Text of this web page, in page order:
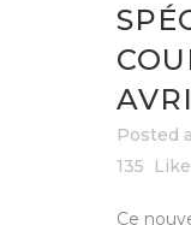
Posted
135
Ce